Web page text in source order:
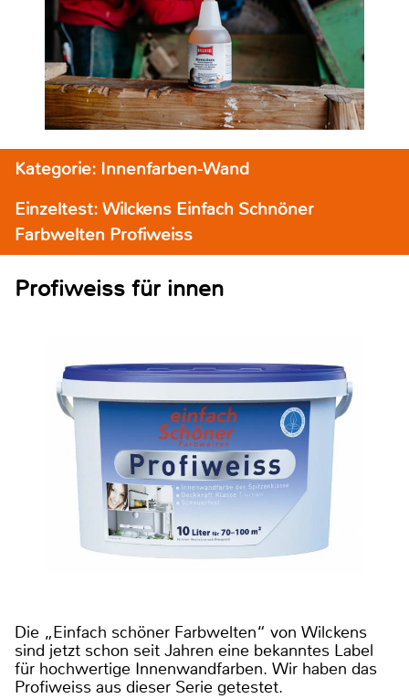
Kategorie: Innenfarben-Wand
Einzeltest: Wilckens Einfach Schnöner
Farbwelten Profiweiss
Profiweiss für innen
Die „Einfach schöner Farbwelten“ von Wilckens
sind jetzt schon seit Jahren eine bekanntes Label
für hochwertige Innenwandfarben. Wir haben das
Profiweiss aus dieser Serie getestet.